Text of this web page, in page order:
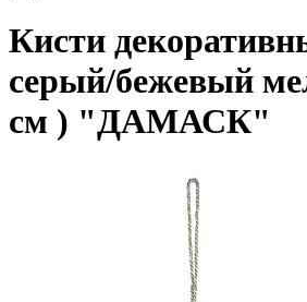
Кисти
серый/бежевый
см ) "ДАМАСК"